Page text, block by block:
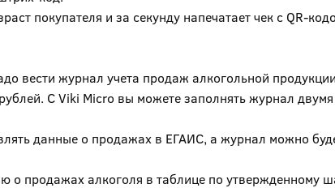
покупателя и за секунду напечатает чек с QR-
вести журнал учета продаж алкогольной
С Viki Micro вы можете заполнять журнал
данные о продажах в ЕГАИС, а журнал можно
о продажах алкоголя в таблице по утвержденному